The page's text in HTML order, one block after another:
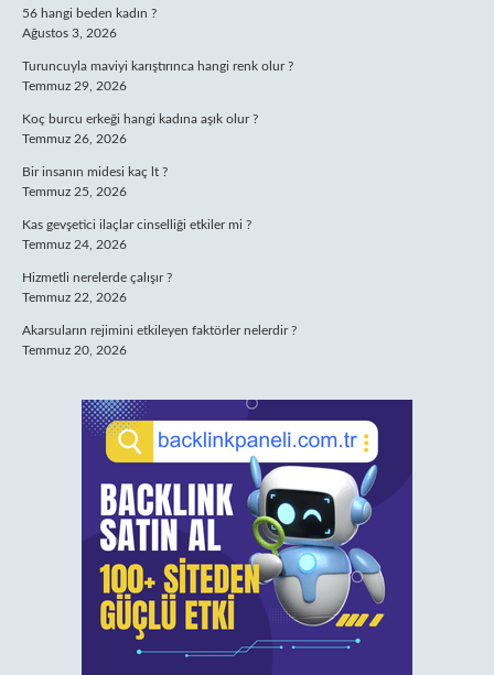
56 hangi beden kadın ?
Ağustos 3, 2026
Turuncuyla maviyi karıştırınca hangi renk olur ?
Temmuz 29, 2026
Koç burcu erkeği hangi kadına aşık olur ?
Temmuz 26, 2026
Bir insanın midesi kaç lt ?
Temmuz 25, 2026
Kas gevşetici ilaçlar cinselliği etkiler mi ?
Temmuz 24, 2026
Hizmetli nerelerde çalışır ?
Temmuz 22, 2026
Akarsuların rejimini etkileyen faktörler nelerdir ?
Temmuz 20, 2026